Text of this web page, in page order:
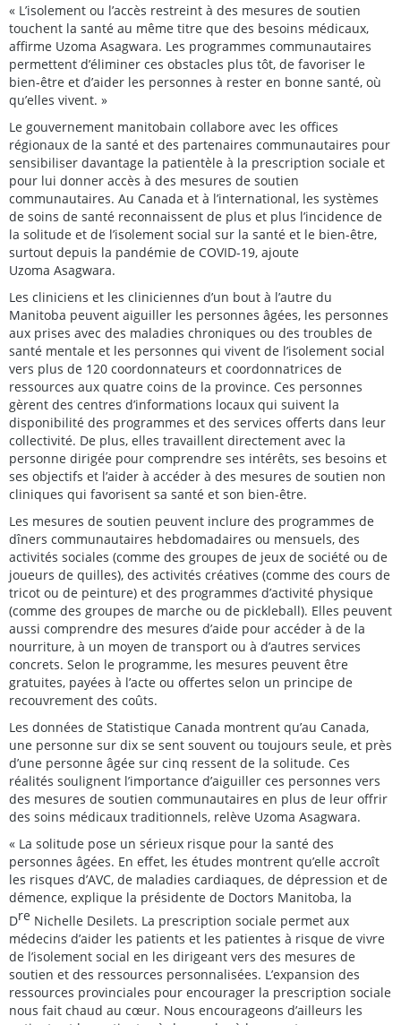
« L’isolement ou l’accès restreint à des mesures de soutien
touchent la santé au même titre que des besoins médicaux,
affirme Uzoma Asagwara. Les programmes communautaires
permettent d’éliminer ces obstacles plus tôt, de favoriser le
bien-être et d’aider les personnes à rester en bonne santé, où
qu’elles vivent. »
Le gouvernement manitobain collabore avec les offices
régionaux de la santé et des partenaires communautaires pour
sensibiliser davantage la patientèle à la prescription sociale et
pour lui donner accès à des mesures de soutien
communautaires. Au Canada et à l’international, les systèmes
de soins de santé reconnaissent de plus et plus l’incidence de
la solitude et de l’isolement social sur la santé et le bien-être,
surtout depuis la pandémie de COVID-19, ajoute
Uzoma Asagwara.
Les cliniciens et les cliniciennes d’un bout à l’autre du
Manitoba peuvent aiguiller les personnes âgées, les personnes
aux prises avec des maladies chroniques ou des troubles de
santé mentale et les personnes qui vivent de l’isolement social
vers plus de 120 coordonnateurs et coordonnatrices de
ressources aux quatre coins de la province. Ces personnes
gèrent des centres d’informations locaux qui suivent la
disponibilité des programmes et des services offerts dans leur
collectivité. De plus, elles travaillent directement avec la
personne dirigée pour comprendre ses intérêts, ses besoins et
ses objectifs et l’aider à accéder à des mesures de soutien non
cliniques qui favorisent sa santé et son bien-être.
Les mesures de soutien peuvent inclure des programmes de
dîners communautaires hebdomadaires ou mensuels, des
activités sociales (comme des groupes de jeux de société ou de
joueurs de quilles), des activités créatives (comme des cours de
tricot ou de peinture) et des programmes d’activité physique
(comme des groupes de marche ou de pickleball). Elles peuvent
aussi comprendre des mesures d’aide pour accéder à de la
nourriture, à un moyen de transport ou à d’autres services
concrets. Selon le programme, les mesures peuvent être
gratuites, payées à l’acte ou offertes selon un principe de
recouvrement des coûts.
Les données de Statistique Canada montrent qu’au Canada,
une personne sur dix se sent souvent ou toujours seule, et près
d’une personne âgée sur cinq ressent de la solitude. Ces
réalités soulignent l’importance d’aiguiller ces personnes vers
des mesures de soutien communautaires en plus de leur offrir
des soins médicaux traditionnels, relève Uzoma Asagwara.
« La solitude pose un sérieux risque pour la santé des
personnes âgées. En effet, les études montrent qu’elle accroît
les risques d’AVC, de maladies cardiaques, de dépression et de
démence, explique la présidente de Doctors Manitoba, la
Dre Nichelle Desilets. La prescription sociale permet aux
médecins d’aider les patients et les patientes à risque de vivre
de l’isolement social en les dirigeant vers des mesures de
soutien et des ressources personnalisées. L’expansion des
ressources provinciales pour encourager la prescription sociale
nous fait chaud au cœur. Nous encourageons d’ailleurs les